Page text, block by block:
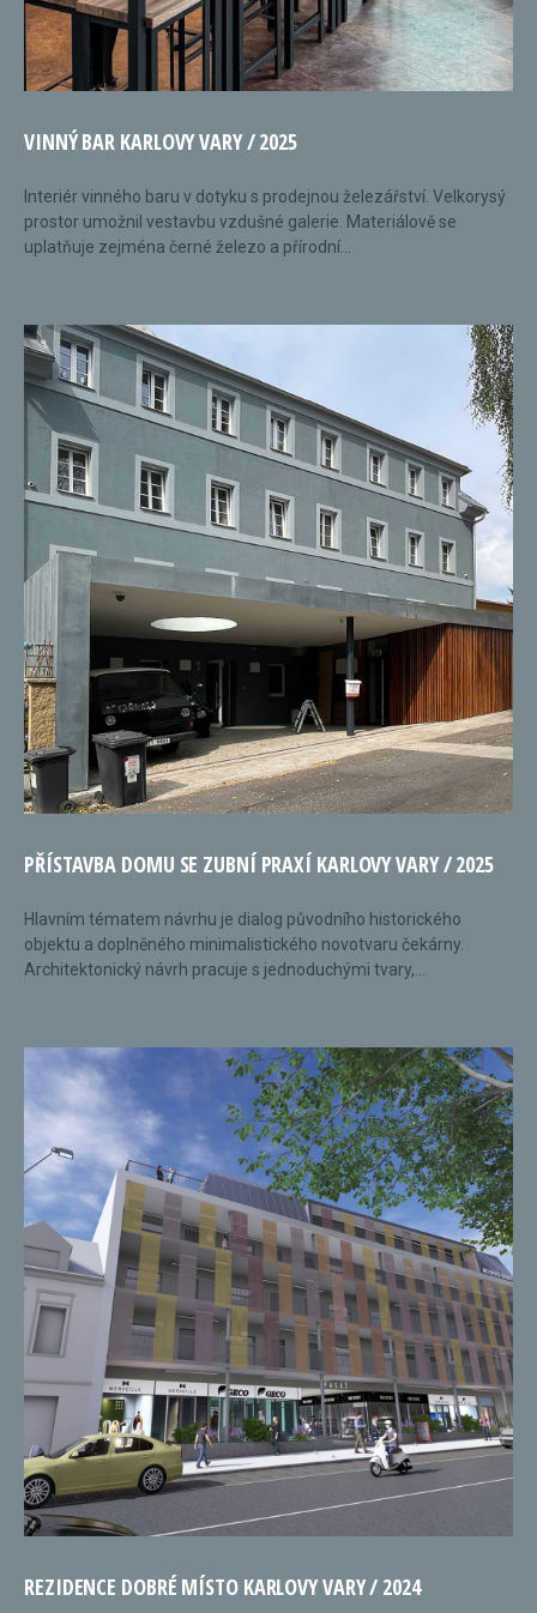
VINNÝ BAR KARLOVY VARY / 2025
Interiér vinného baru v dotyku s prodejnou železářství. Velkorysý
prostor umožnil vestavbu vzdušné galerie. Materiálově se
uplatňuje zejména černé železo a přírodní...
PŘÍSTAVBA DOMU SE ZUBNÍ PRAXÍ KARLOVY VARY / 2025
Hlavním tématem návrhu je dialog původního historického
objektu a doplněného minimalistického novotvaru čekárny.
Architektonický návrh pracuje s jednoduchými tvary,...
REZIDENCE DOBRÉ MÍSTO KARLOVY VARY / 2024